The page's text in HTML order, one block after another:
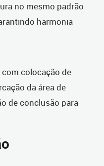
no mesmo padrão
harmonia
colocação de
da área de
de conclusão para